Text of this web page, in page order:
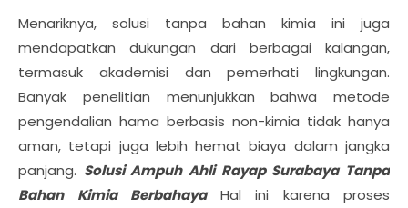
Menariknya, solusi tanpa bahan kimia ini juga
mendapatkan dukungan dari berbagai kalangan,
termasuk akademisi dan pemerhati lingkungan.
Banyak penelitian menunjukkan bahwa metode
pengendalian hama berbasis non-kimia tidak hanya
aman, tetapi juga lebih hemat biaya dalam jangka
panjang. Solusi Ampuh Ahli Rayap Surabaya Tanpa
Bahan Kimia Berbahaya
Hal ini karena proses